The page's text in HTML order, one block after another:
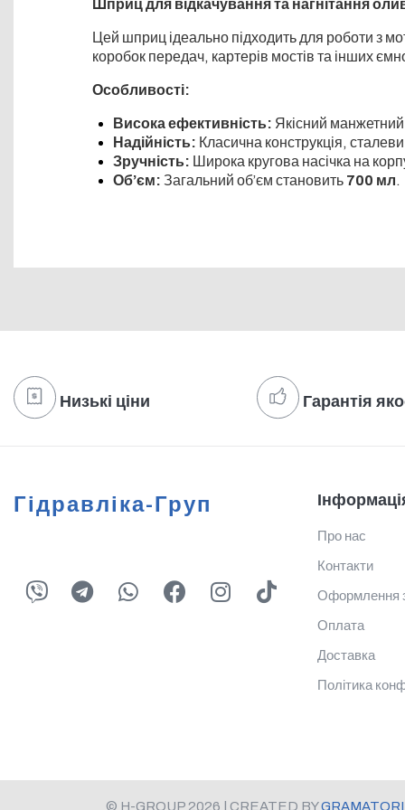
Шприц для відкачування та нагнітання
Цей шприц ідеально підходить для роботи з
коробок передач, картерів мостів та інших
Особливості:
Висока ефективність: Якісний
Надійність: Класична конструкція,
Зручність: Широка кругова насічка на
Об’єм: Загальний об’єм становить 700 мл.
Низькі ціни Гарантія
Гідравліка-Груп
Про нас
Контакти
Оформлення
Оплата
Доставка
Політика
© H-GROUP 2026 | CREATED BY